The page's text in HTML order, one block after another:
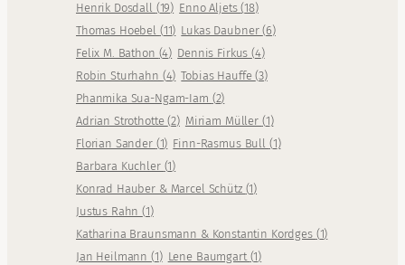
Henrik Dosdall (19) Enno Aljets(18)
Thomas Hoebel (11) Lukas Daubner(6)
Felix M. Bathon (4) Dennis Firkus(4)
Robin Sturhahn (4) Tobias Hauffe(3)
Phanmika Sua-Ngam-Iam (2)
Adrian Strothotte(2) Miriam Müller (1)
Florian Sander (1) Finn-Rasmus Bull (1)
Barbara Kuchler (1)
Konrad Hauber & Marcel Schütz (1)
Justus Rahn(1)
Katharina Braunsmann & Konstantin Kordges (1)
Jan Heilmann(1) Lene Baumgart (1)